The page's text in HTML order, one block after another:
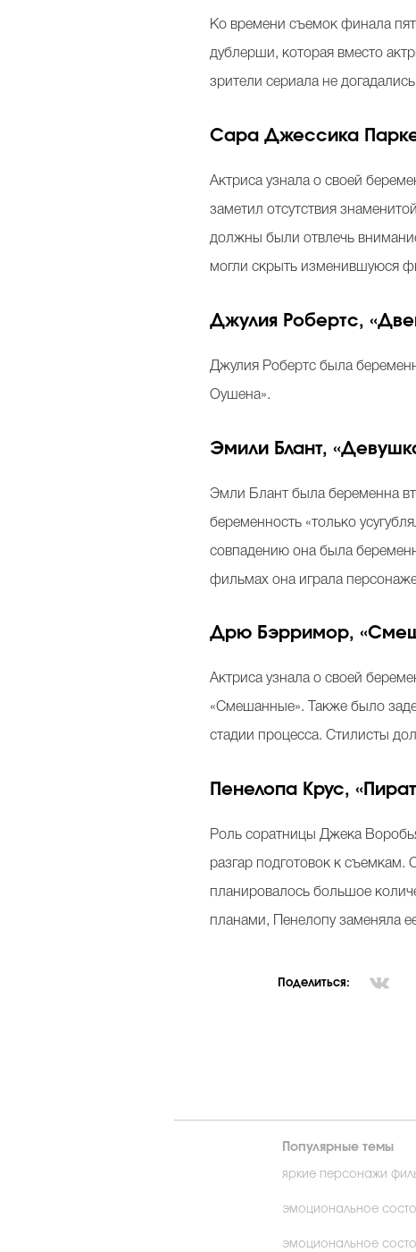
Ко времени съемок финала
дублерши, которая вместо
зрители сериала не
Сара Джессика
Актриса узнала о своей
заметил отсутствия
должны были отвлечь
могли скрыть изменившуюся
Джулия Робертс,
Джулия Робертс была
Оушена».
Эмили Блант,
Эмли Блант была беременна
беременность «только
совпадению она была
фильмах она играла
Дрю Бэрримор,
Актриса узнала о своей
«Смешанные». Также было
стадии процесса. Стилисты
Пенелопа Крус,
Роль соратницы Джека
разгар подготовок к
планировалось большое
планами, Пенелопу заменяла
Поделиться:
Популярные темы
яркие персонажи
эмоциональное
эмоциональное